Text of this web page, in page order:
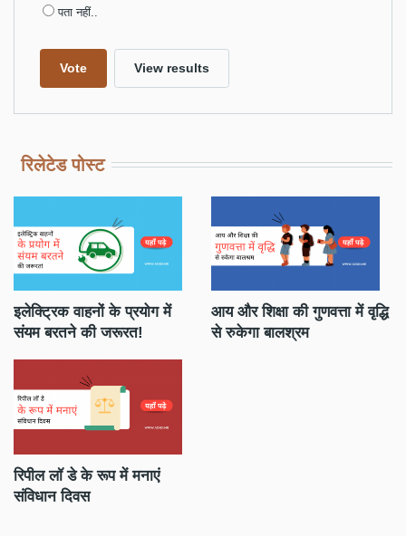
पता नहीं..
रिलेटेड पोस्ट
इलेक्ट्रिक वाहनों के प्रयोग में
संयम बरतने की जरूरत!
आय और शिक्षा की गुणवत्ता में वृद्धि
से रुकेगा बालश्रम
रिपील लॉ डे के रूप में मनाएं
संविधान दिवस